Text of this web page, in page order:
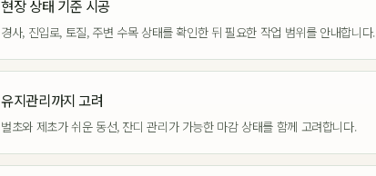
현장 상태 기준 시공
경사, 진입로, 토질, 주변 수목 상태를 확인한 뒤 필요한 작업 범위를 안내합니다.
유지관리까지 고려
벌초와 제초가 쉬운 동선, 잔디 관리가 가능한 마감 상태를 함께 고려합니다.